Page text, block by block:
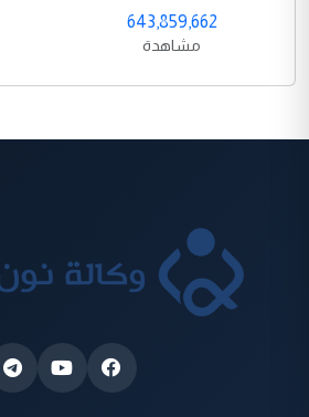
643,859,662
مشاهدة